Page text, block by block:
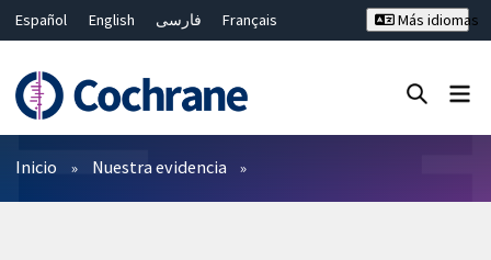
Español English فارسی
Français
Bahasa Malaysia
ไทย 繁體中文
Más idiomas
Filtros
Inicio Nuestra evidencia